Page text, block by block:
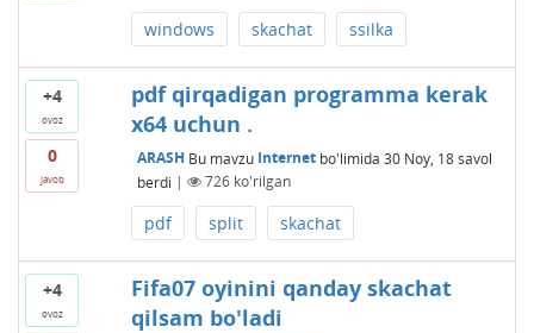
windows skachat ssilka
+4
ovoz
0
javob
pdf qirqadigan programma kerak
x64 uchun .
ARASH Bu mavzu Internetbo'limida 30 Noy, 18 savol
berdi | 726ko'rilgan
pdf split skachat
+4
ovoz
Fifa07 oyinini qanday skachat
qilsam bo'ladi